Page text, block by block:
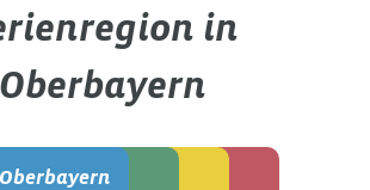
in
Oberbayern
Oberbayern